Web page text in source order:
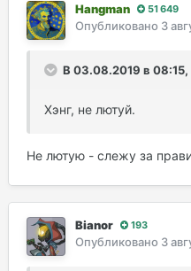
Hangman 51 649
Опубликовано 3
В 03.08.2019 в 08:15,
Хэнг, не лютуй.
Не лютую - слежу за
Bianor 193
Опубликовано 3